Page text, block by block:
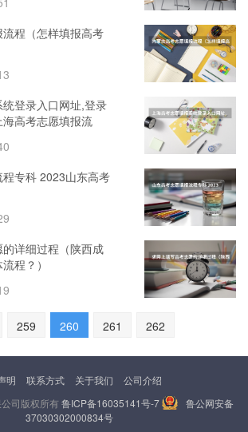
程（怎样填报高考
登录入口网址,登录
高考志愿填报流
专科 2023山东高考
详细过程（陕西成
程？）
259 260 261 262
明 联系方式 关于我们
公司介绍
司版权所有鲁ICP备16035141号-7
鲁公网安备
37030302000834号